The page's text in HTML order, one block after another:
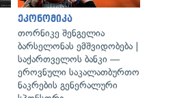
ეკონომიკა
თორნიკე შენგელია
ბარსელონას ემშვიდობება |
საქართველოს ბანკი —
ეროვნული საკალათბურთო
ნაკრების გენერალური